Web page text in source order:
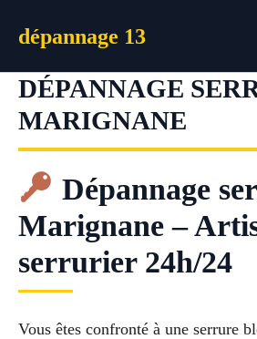
dépannage 13
DÉPANNAGE
MARIGNANE
Dépannage
Marignane –
serrurier 24h/24
Vous êtes confronté à une serrure